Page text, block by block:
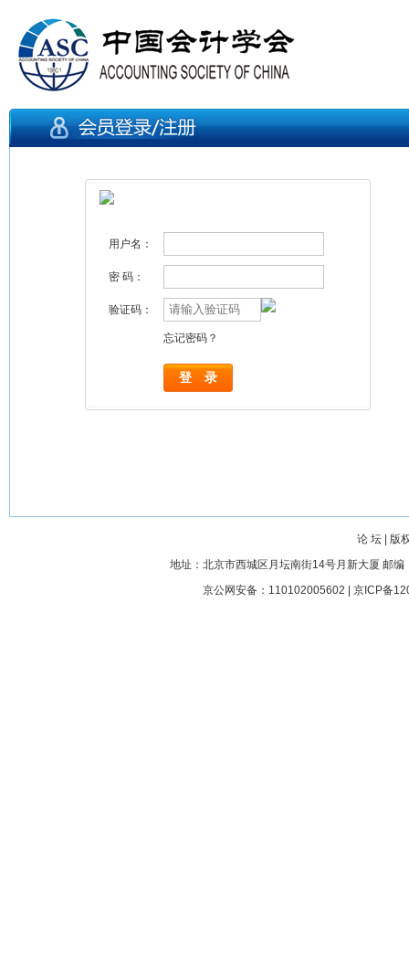
用户名：
密 码：
验证码：
忘记密码？
论 坛
版
地址：北京市西城区月坛南街14号月新大厦 邮
京公网安备：110102005602 | 京ICP备